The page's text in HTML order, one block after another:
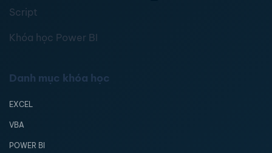
Script
Khóa học Power BI
Danh mục khóa học
EXCEL
VBA
POWER BI